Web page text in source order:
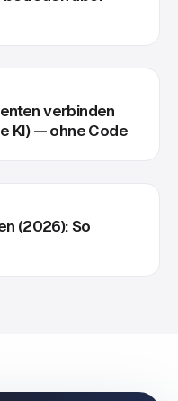
verbinden
KI) — ohne Code
(2026): So